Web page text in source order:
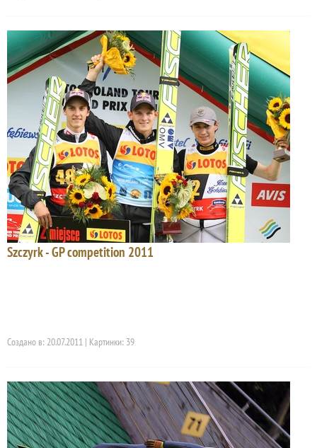
Szczyrk - GP competition 2011
Создано в: 20.07.2011 | Картинки: 39